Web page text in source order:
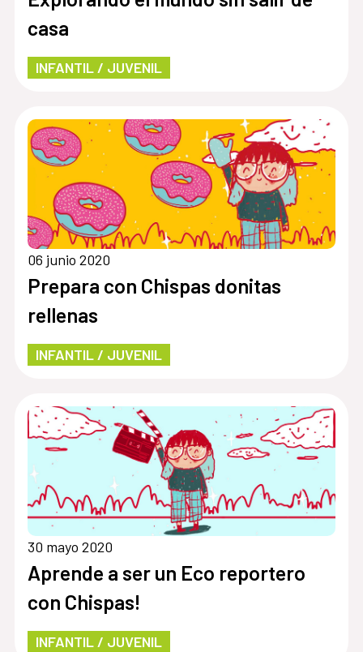
casa
INFANTIL / JUVENIL
06 junio 2020
Prepara con Chispas donitas
rellenas
INFANTIL / JUVENIL
30 mayo 2020
Aprende a ser un Eco reportero
con Chispas!
INFANTIL / JUVENIL